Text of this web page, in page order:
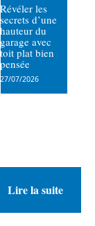
Révéler les
secrets d’une
hauteur du
garage avec
toit plat bien
pensée
27/07/2026
Lire la suite
du